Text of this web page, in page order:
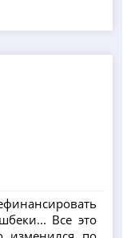
Все это